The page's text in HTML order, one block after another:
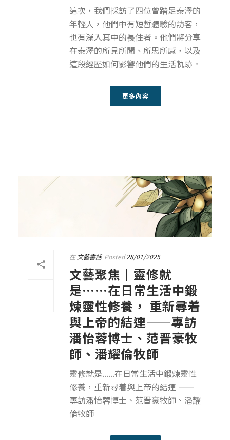
這次，我們採訪了四位曾踏足泰澤的
年輕人，他們中有短暫體驗的訪客，
也有深入其中的長住者。他們將分享
在泰澤的所見所聞、所思所感，以及
這段經歷如何影響他們的生活軌跡。
更多內容
在 文藝書話 Posted 28/01/2025
文藝聚焦｜靈修就
是……在日常生活中鍛
煉靈性修養， 重新尋着
與上帝的結連——專訪
潘怡蓉博士、范晋豪牧
師、潘耀倫牧師
靈修就是......在日常生活中鍛煉靈性
修養，重新尋着與上帝的結連 ——
專訪潘怡蓉博士、范晋豪牧師、潘耀
倫牧師